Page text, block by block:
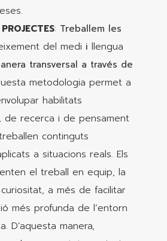
: Treballem les
del medi i llengua
transversal a través de
metodologia permet a
habilitats
de recerca i de pensament
continguts
a situacions reals. Els
el treball en equip, la
a més de facilitar
més profunda de l’entorn
D’aquesta manera,